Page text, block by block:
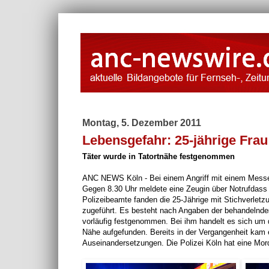
Montag, 5. Dezember 2011
Lebensgefahr: 25-jährige
Täter wurde in Tatortnähe festgenommen
ANC NEWS Köln - Bei einem Angriff mit einem
Gegen 8.30 Uhr meldete eine Zeugin über
Polizeibeamte fanden die 25-Jährige mit
zugeführt. Es besteht nach Angaben der
vorläufig festgenommen. Bei ihm handelt es sich um
Nähe aufgefunden. Bereits in der Vergangenheit
Auseinandersetzungen. Die Polizei Köln hat eine